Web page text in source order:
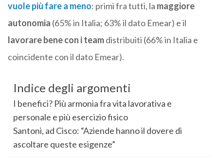
vuole più fare a meno: primi fra tutti, la maggiore
autonomia (65% in Italia; 63% il dato Emear) e il
lavorare bene con i teamdistribuiti (66% in Italia e
coincidente con il dato Emear).
Indice degli argomenti
I benefici? Più armonia fra vita lavorativa e
personale e più esercizio fisico
Santoni, ad Cisco: “Aziende hanno il dovere di
ascoltare queste esigenze”